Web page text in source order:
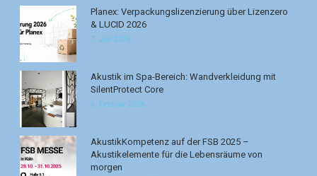
Planex: Verpackungslizenzierung über Lizenzero
& LUCID 2026
7. Juli 2026
Akustik im Spa-Bereich: Wandverkleidung mit
SilentProtect Core
6. Februar 2026
AkustikKompetenz auf der FSB 2025 –
Akustikelemente für die Lebensräume von
morgen